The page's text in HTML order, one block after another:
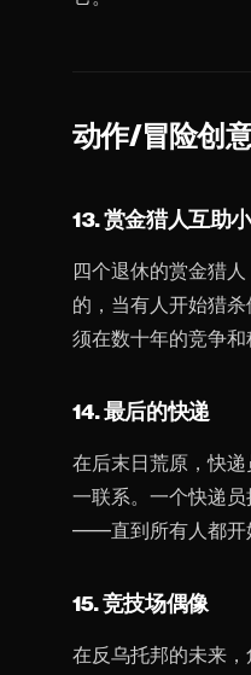
动作/冒险创
13. 赏金猎人互助
四个退休的赏金猎
的，当有人开始猎
须在数十年的竞争和
14. 最后的快递
在后末日荒原，快
一联系。一个快递
——直到所有人都开
15. 竞技场偶像
在反乌托邦的未来